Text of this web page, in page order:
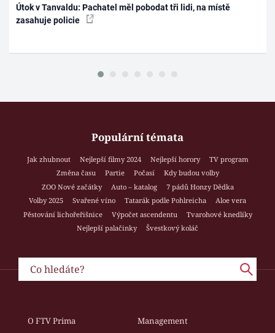
Útok v Tanvaldu: Pachatel měl pobodat tři lidi, na místě
zasahuje policie
Populární témata
Jak zhubnout Nejlepší filmy 2024 Nejlepší horory
TV program
Změna času
Partie Počasí
Kdy budou volby
ZOO Nové začátky
Auto – katalog
7 pádů Honzy Dědka
Volby 2025
Svařené víno Tatarák podle Pohlreicha
Aloe vera
Pěstování lichořeřišnice
Výpočet ascendentu
Tvarohové knedlíky
Nejlepší palačinky
Švestkový koláč
O FTV Prima
Management